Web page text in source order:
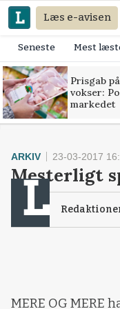
Læs e-avisen
Seneste Mest
Prisgab
vokser:
markedet
ARKIV 23-03-2017
Mesterligt
MERE OG MERE